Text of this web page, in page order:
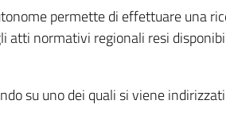
permette di effettuare una
normativi regionali resi
su uno dei quali si viene